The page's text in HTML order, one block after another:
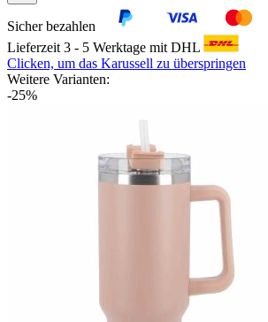
Sicher bezahlen
Lieferzeit 3 - 5 Werktage mit DHL
Clicken, um das Karussell zu überspringen
Weitere Varianten:
-25%